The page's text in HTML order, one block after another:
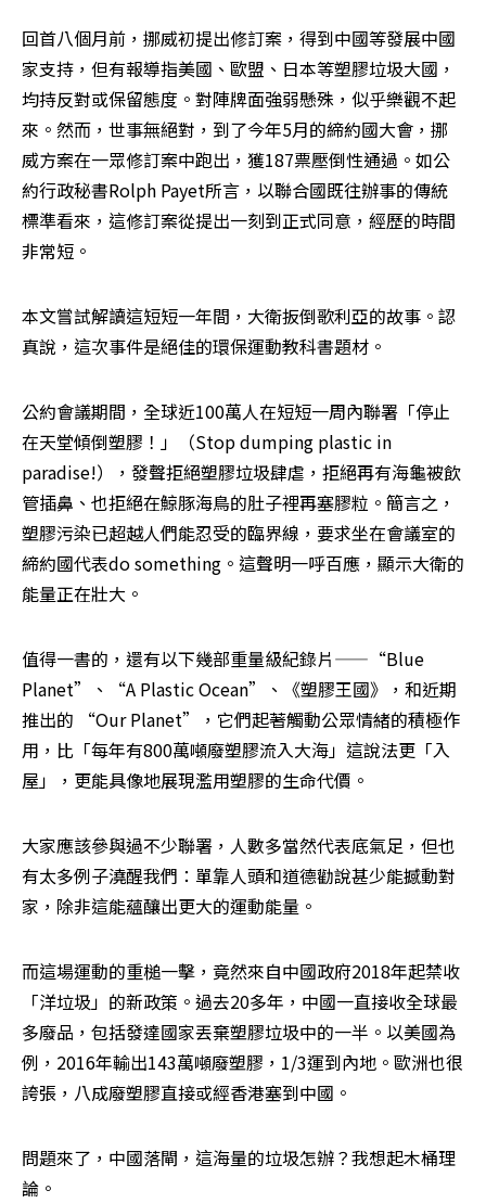
回首八個月前，挪威初提出修訂案，得到中國等發展中國
家支持，但有報導指美國、歐盟、日本等塑膠垃圾大國，
均持反對或保留態度。對陣牌面強弱懸殊，似乎樂觀不起
來。然而，世事無絕對，到了今年5月的締約國大會，挪
威方案在一眾修訂案中跑出，獲187票壓倒性通過。如公
約行政秘書Rolph Payet所言，以聯合國既往辦事的傳統
標準看來，這修訂案從提出一刻到正式同意，經歷的時間
非常短。
本文嘗試解讀這短短一年間，大衛扳倒歌利亞的故事。認
真說，這次事件是絕佳的環保運動教科書題材。
公約會議期間，全球近100萬人在短短一周內聯署「停止
在天堂傾倒塑膠！」（Stop dumping plastic in
paradise!），發聲拒絕塑膠垃圾肆虐，拒絕再有海龜被飲
管插鼻、也拒絕在鯨豚海鳥的肚子裡再塞膠粒。簡言之，
塑膠污染已超越人們能忍受的臨界線，要求坐在會議室的
締約國代表do something。這聲明一呼百應，顯示大衛的
能量正在壯大。
值得一書的，還有以下幾部重量級紀錄片——“Blue
Planet”、“A Plastic Ocean”、《塑膠王國》，和近期
推出的 “Our Planet”，它們起著觸動公眾情緒的積極作
用，比「每年有800萬噸廢塑膠流入大海」這說法更「入
屋」，更能具像地展現濫用塑膠的生命代價。
大家應該參與過不少聯署，人數多當然代表底氣足，但也
有太多例子澆醒我們：單靠人頭和道德勸說甚少能撼動對
家，除非這能蘊釀出更大的運動能量。
而這場運動的重槌一擊，竟然來自中國政府2018年起禁收
「洋垃圾」的新政策。過去20多年，中國一直接收全球最
多廢品，包括發達國家丟棄塑膠垃圾中的一半。以美國為
例，2016年輸出143萬噸廢塑膠，1/3運到內地。歐洲也很
誇張，八成廢塑膠直接或經香港塞到中國。
問題來了，中國落閘，這海量的垃圾怎辦？我想起木桶理
論。